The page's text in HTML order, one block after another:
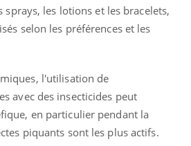
sprays, les lotions et les bracelets,
selon les préférences et les
l'utilisation de
avec des insecticides peut
en particulier pendant la
piquants sont les plus actifs.